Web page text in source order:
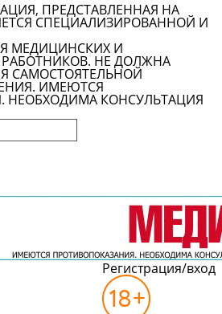
ПРЕДСТАВЛЕННАЯ НА
СПЕЦИАЛИЗИРОВАННОЙ И
МЕДИЦИНСКИХ И
НЕ ДОЛЖНА
САМОСТОЯТЕЛЬНОЙ
ИМЕЮТСЯ
НЕОБХОДИМА КОНСУЛЬТАЦИЯ
Регистрация/вход